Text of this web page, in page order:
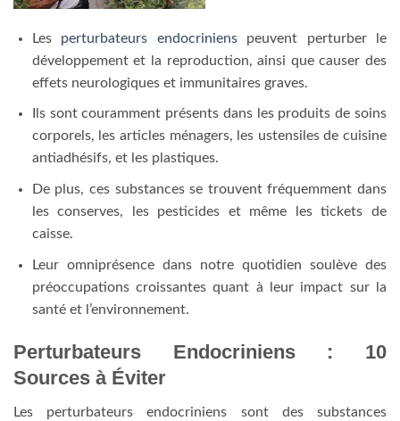
Les perturbateurs endocrinienspeuvent perturber le
développement et la reproduction, ainsi que causer des
effets neurologiques et immunitaires graves.
Ils sont couramment présents dans les produits de soins
corporels, les articles ménagers, les ustensiles de cuisine
antiadhésifs, et les plastiques.
De plus, ces substances se trouvent fréquemment dans
les conserves, les pesticides et même les tickets de
caisse.
Leur omniprésence dans notre quotidien soulève des
préoccupations croissantes quant à leur impact sur la
santé et l’environnement.
Perturbateurs Endocriniens : 10
Sources à Éviter
Les perturbateurs endocriniens sont des substances